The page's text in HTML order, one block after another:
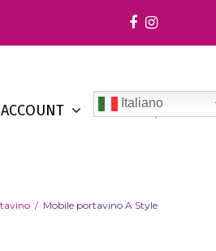
Facebook
Italiano
/ Mobile portavino A Style